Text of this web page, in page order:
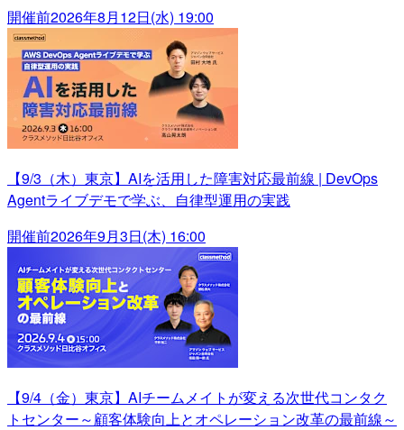
開催前2026年8月12日(水) 19:00
【9/3（木）東京】AIを活用した障害対応最前線 | DevOps
Agentライブデモで学ぶ、自律型運用の実践
開催前2026年9月3日(木) 16:00
【9/4（金）東京】AIチームメイトが変える次世代コンタク
トセンター～顧客体験向上とオペレーション改革の最前線～